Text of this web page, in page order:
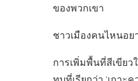
ของพวกเขา
ชาวเมืองคนไหนอ
การเพิ่มพื้นที่สีเขียว